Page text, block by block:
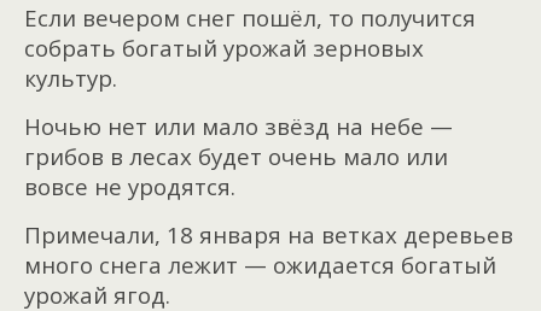
Если вечером снег пошёл, то получится
собрать богатый урожай зерновых
культур.
Ночью нет или мало звёзд на небе —
грибов в лесах будет очень мало или
вовсе не уродятся.
Примечали, 18 января на ветках деревьев
много снега лежит — ожидается богатый
урожай ягод.